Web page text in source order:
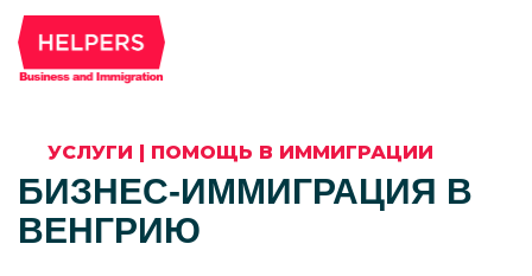
УСЛУГИ | ПОМОЩЬ В ИММИГРАЦИИ
БИЗНЕС-ИММИГРАЦИЯ В
ВЕНГРИЮ